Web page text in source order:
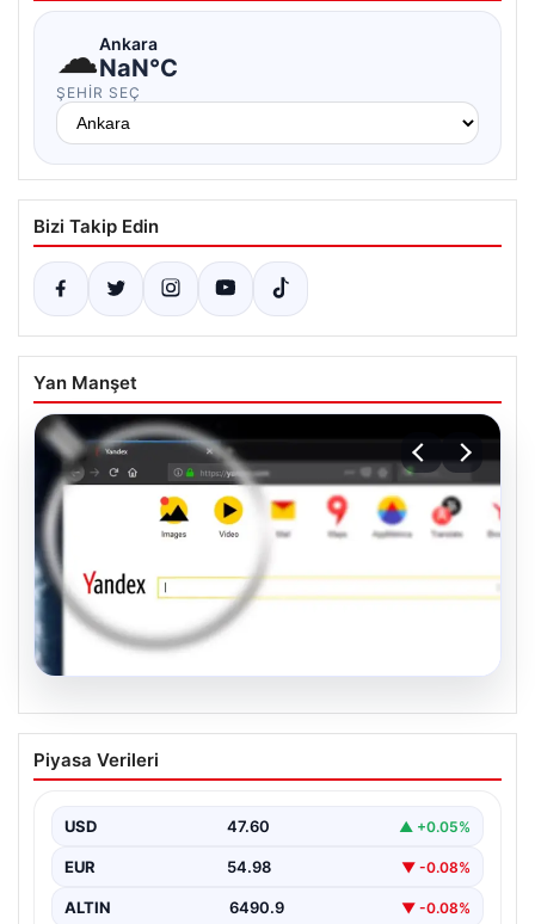
☁Ankara
NaN°C
ŞEHIR SEÇ
Bizi Takip Edin
Yan Manşet
05.08.2026
Yandex Türkiye, Harita ve Navigasyon
Uygulamalarına Yapay Zeka
Şekillendiriyor
Yandex Türkiye, teknolojik gelişmeler ışığında önemli
bir adım atarak, en popüler harita ve navigasyon…
Piyasa Verileri
USD 47.60 ▲ +0.05%
EUR 54.98 ▼ -0.08%
ALTIN 6490.9 ▼ -0.08%